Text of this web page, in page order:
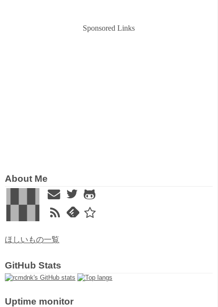
Sponsored Links
About Me
ほしいもの一覧
GitHub Stats
Uptime monitor